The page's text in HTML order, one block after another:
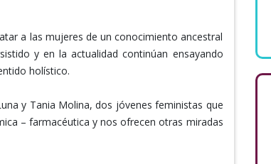
a las mujeres de un conocimiento ancestral
y en la actualidad continúan ensayando
holístico.
y Tania Molina, dos jóvenes feministas que
– farmacéutica y nos ofrecen otras miradas